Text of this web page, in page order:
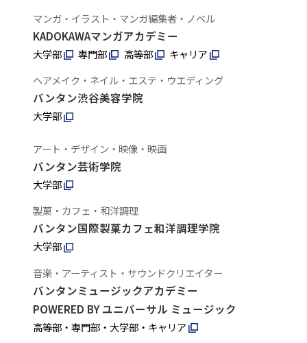
マンガ・イラスト・マンガ編集者・ノベル
KADOKAWAマンガアカデミー
大学部 専門部 高等部
キャリア
ヘアメイク・ネイル・エステ・ウエディング
バンタン渋谷美容学院
大学部
アート・デザイン・映像・映画
バンタン芸術学院
大学部
製菓・カフェ・和洋調理
バンタン国際製菓カフェ和洋調理学院
大学部
音楽・アーティスト・サウンドクリエイター
バンタンミュージックアカデミー
POWERED BY ユニバーサル ミュージック
高等部・専門部・大学部・キャリア